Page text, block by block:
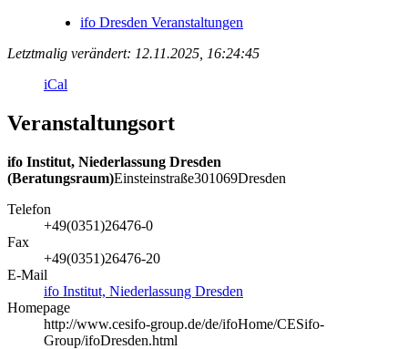
ifo Dresden Veranstaltungen
Letztmalig verändert: 12.11.2025, 16:24:45
iCal
Veranstaltungsort
ifo Institut, Niederlassung Dresden
(Beratungsraum)Einsteinstraße301069Dresden
Telefon
+49(0351)26476-0
Fax
+49(0351)26476-20
E-Mail
ifo Institut, Niederlassung Dresden
Homepage
http://www.cesifo-group.de/de/ifoHome/CESifo-
Group/ifoDresden.html